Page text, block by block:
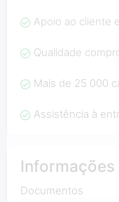
Apoio ao cliente
Qualidade
Mais de 25 000
Assistência à
Documentos